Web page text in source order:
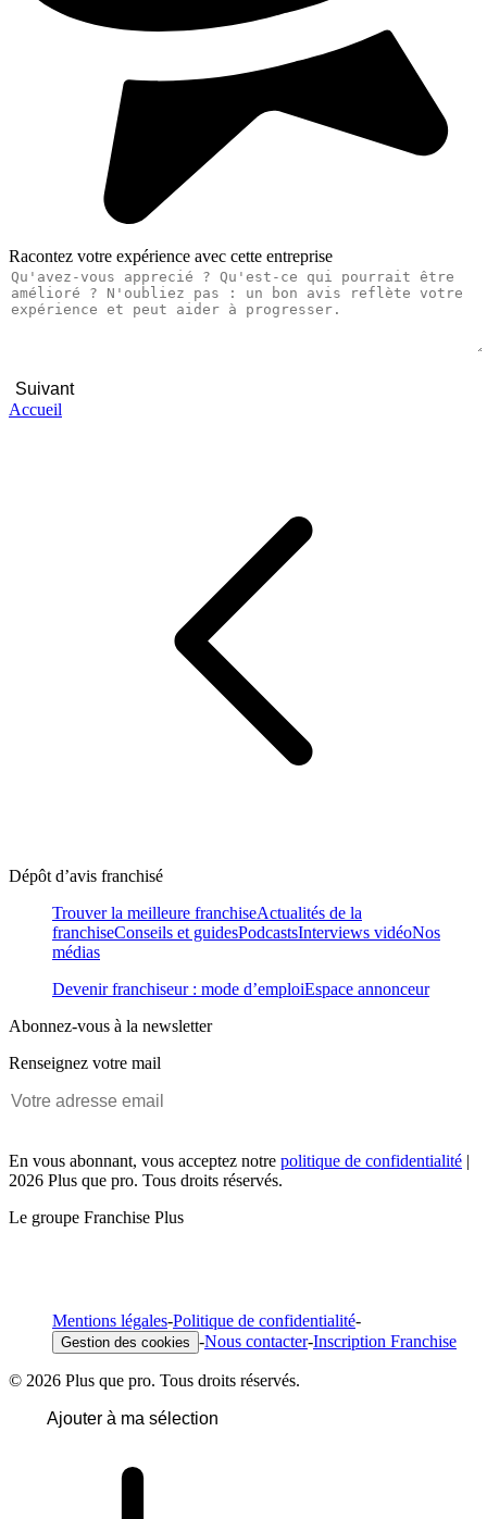
Racontez votre expérience avec cette entreprise
Suivant
Accueil
Dépôt d’avis franchisé
Trouver la meilleure franchiseActualités de la
franchiseConseils et guidesPodcastsInterviews vidéoNos
médias
Devenir franchiseur : mode d’emploiEspace annonceur
Abonnez-vous à la newsletter
Renseignez votre mail
En vous abonnant, vous acceptez notre politique de confidentialité |
2026 Plus que pro. Tous droits réservés.
Le groupe Franchise Plus
Mentions légales-Politique de confidentialité-
Gestion des cookies -Nous contacter-Inscription Franchise
© 2026 Plus que pro. Tous droits réservés.
Ajouter à ma sélection